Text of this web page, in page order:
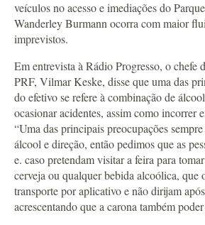
veículos no acesso e imediações do
Wanderley Burmann ocorra com maior
imprevistos.
Em entrevista à Rádio Progresso, o chefe
PRF, Vilmar Keske, disse que uma das
do efetivo se refere à combinação de
ocasionar acidentes, assim como incorrer
“Uma das principais preocupações
álcool e direção, então pedimos que as
e. caso pretendam visitar a feira para
cerveja ou qualquer bebida alcoólica, que
transporte por aplicativo e não dirijam
acrescentando que a carona também